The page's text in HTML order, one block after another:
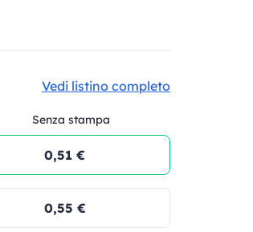
Vedi listino completo
Senza stampa
0,51 €
0,55 €